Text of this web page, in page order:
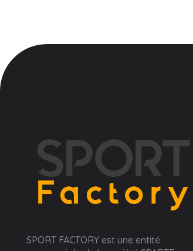
SPORT FACTORY est une entité